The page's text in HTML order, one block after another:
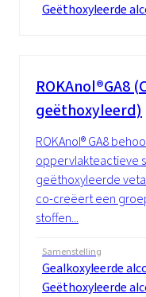
Geëthoxyleerde
ROKAnol®GA8
geëthoxyleerd)
ROKAnol® GA8
oppervlakteactieve
geëthoxyleerde
co-creëert een
stoffen...
Samenstelling
Gealkoxyleerde
Geëthoxyleerde